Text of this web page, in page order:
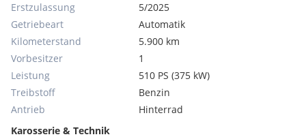
Erstzulassung
5/2025
Getriebeart
Automatik
Kilometerstand
5.900 km
Vorbesitzer
1
Leistung
510 PS (375 kW)
Treibstoff
Benzin
Antrieb
Hinterrad
Karosserie & Technik